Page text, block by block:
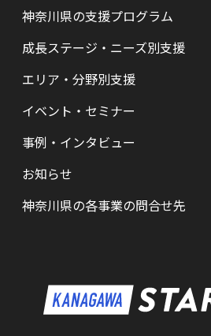
神奈川県の支援プログラム
神奈川県の支援プログラム
HATSU-SHINKANAGAWA
HATSU起業家支援プログラム
SHINみなとみらい
KID
成長ステージ・ニーズ別支援
成長ステージ・ニーズ別支援
起業準備期支援（アイデア段階）
シード期支援（事業創出段階）
アーリー期支援（事業拡大段階）
メンター・サポーターの紹介
エリア・分野別支援
エリア・分野別支援
HATSU-SHIN の支援拠点
県内の支援拠点・コミュニティー
特区制度（国家戦略特区等）
ロボット産業・宇宙関連産業
イベント・セミナー
新着情報
カレンダー
事例・インタビュー
インタビュー（一覧）
お知らせ
神奈川県の各事業の問合せ先